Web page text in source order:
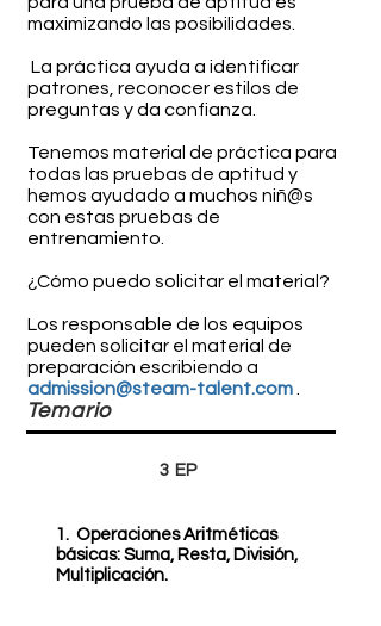
Temario
maximizando las posibilidades.
La práctica ayuda a identificar
patrones, reconocer estilos de
preguntas y da confianza.
Tenemos material de práctica para
todas las pruebas de aptitud y
hemos ayudado a muchos niñ@s
con estas pruebas de
entrenamiento.
¿Cómo puedo solicitar el material?
Los responsable de los equipos
pueden solicitar el material de
preparación escribiendo a
admission@steam-talent.com
3 EP
1. Operaciones Aritméticas
básicas: Suma, Resta, División,
Multiplicación.